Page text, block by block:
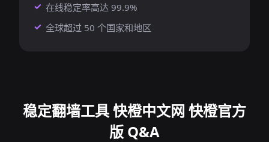
在线稳定率高达 99.9%
全球超过 50 个国家和地区
稳定翻墙工具 快橙中文网 快橙官方
版 Q&A